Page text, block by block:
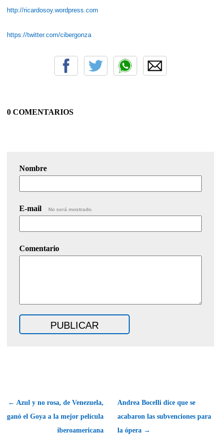
http://ricardosoy.wordpress.com
https://twitter.com/cibergonza
0 COMENTARIOS
Nombre
E-mail No será mostrado.
Comentario
← Azul y no rosa, de Venezuela,
ganó el Goya a la mejor película
iberoamericana
Andrea Bocelli dice que se
acabaron las subvenciones para
la ópera →